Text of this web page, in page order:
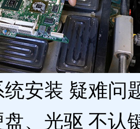
统安装 疑难问
盘、光驱 不认